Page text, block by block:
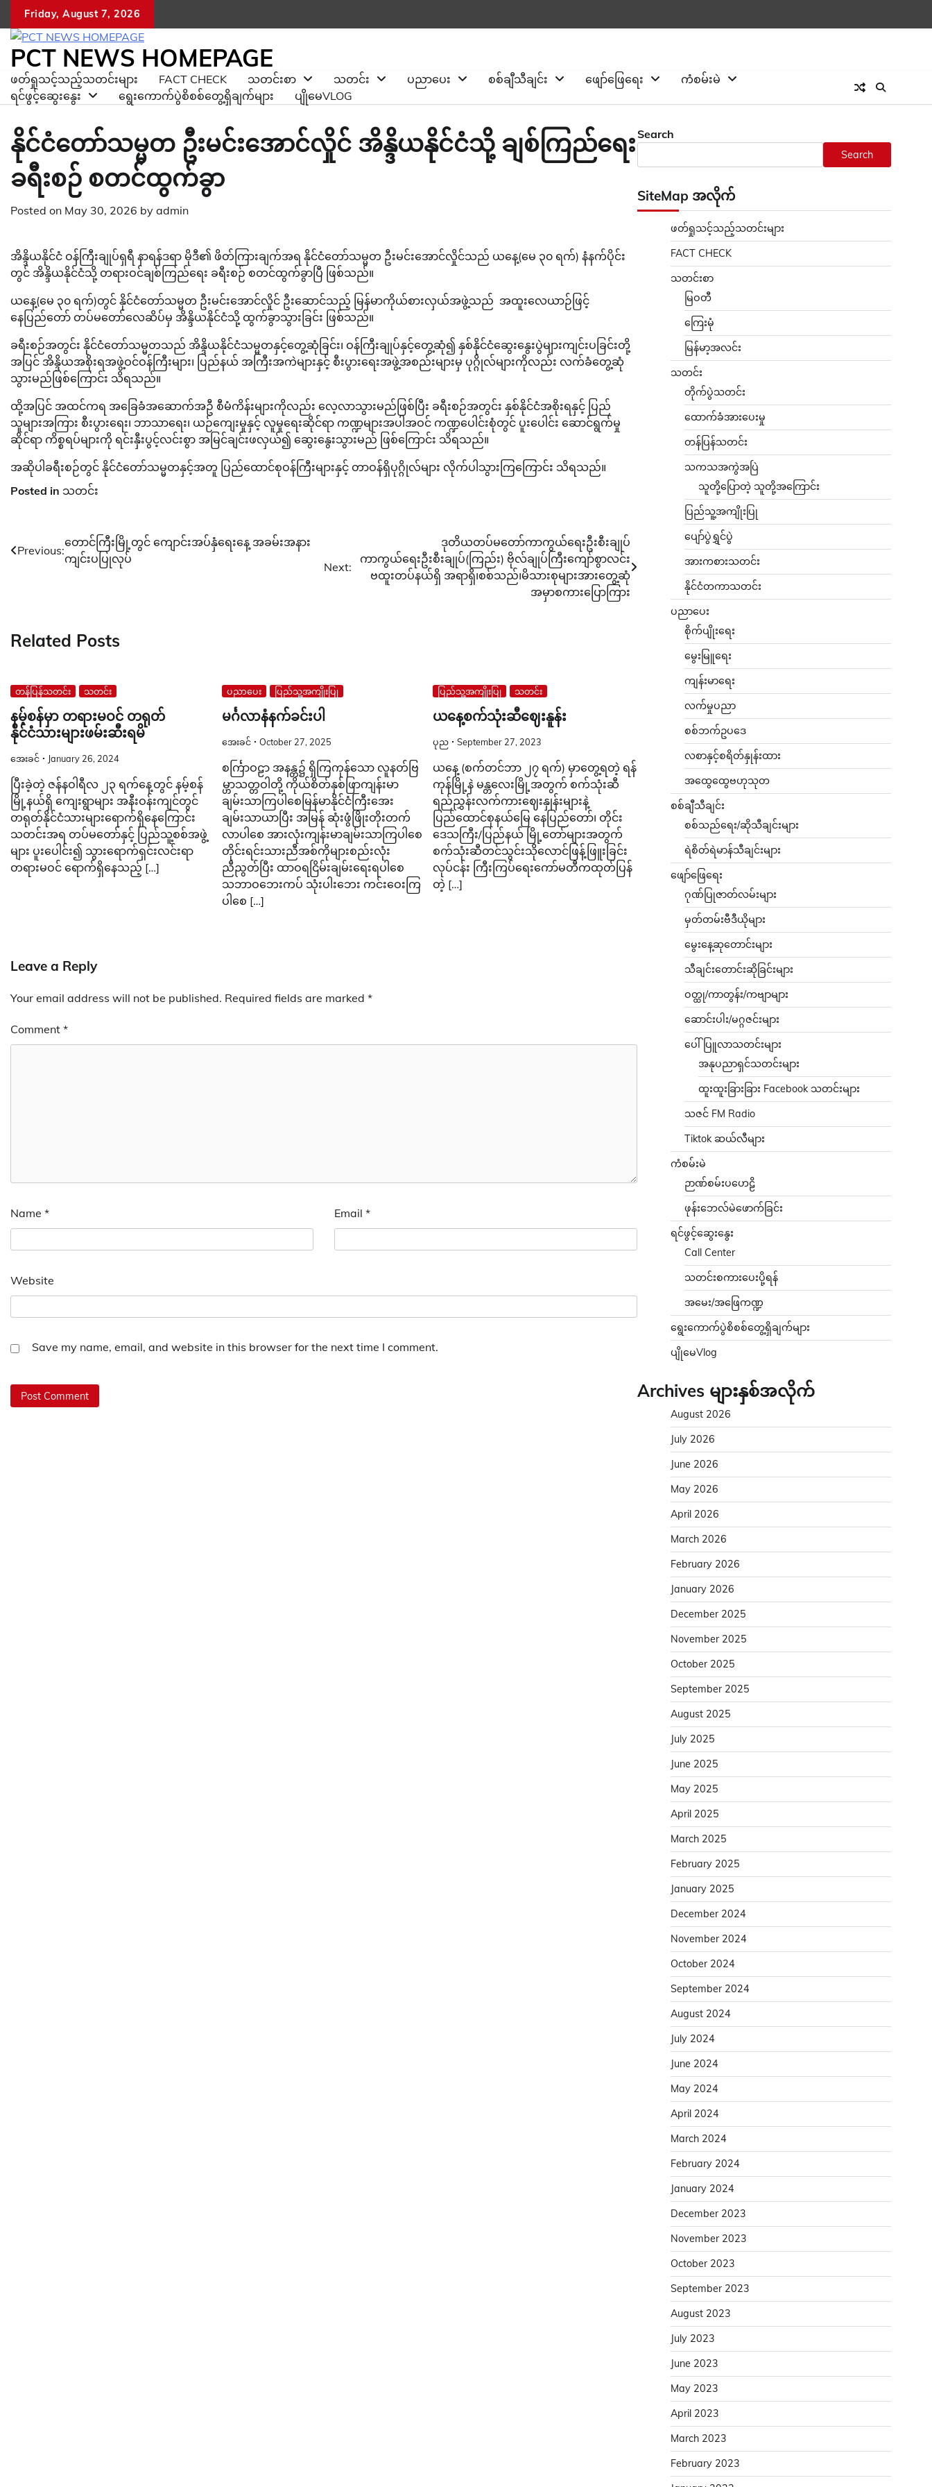
content
Friday, August 7, 2026
PCT NEWS HOMEPAGE
ဖတ်ရှုသင့်သည့်သတင်းများ FACT CHECK သတင်းစာ သတင်း ပညာပေး စစ်ချီသီချင်း ဖျော်ဖြေရေး
ကံစမ်းမဲ
ရင်ဖွင့်ဆွေးနွေး
ရွေးကောက်ပွဲစိစစ်တွေ့ရှိချက်များ ပျိုမေVLOG
နိုင်ငံတော်သမ္မတ ဦးမင်းအောင်လှိုင် အိန္ဒိယနိုင်ငံသို့ ချစ်ကြည်ရေး
ခရီးစဉ် စတင်ထွက်ခွာ
Posted on May 30, 2026 by admin
အိန္ဒိယနိုင်ငံ ဝန်ကြီးချုပ်ရှရီ နာရန်ဒရာ မိုဒီ၏ ဖိတ်ကြားချက်အရ နိုင်ငံတော်သမ္မတ ဦးမင်းအောင်လှိုင်သည် ယနေ့(မေ ၃၀ ရက်) နံနက်ပိုင်း
တွင် အိန္ဒိယနိုင်ငံသို့ တရားဝင်ချစ်ကြည်ရေး ခရီးစဉ် စတင်ထွက်ခွာပြီ ဖြစ်သည်။
ယနေ့(မေ ၃၀ ရက်)တွင် နိုင်ငံတော်သမ္မတ ဦးမင်းအောင်လှိုင် ဦးဆောင်သည့် မြန်မာကိုယ်စားလှယ်အဖွဲ့သည် အထူးလေယာဉ်ဖြင့်
နေပြည်တော် တပ်မတော်လေဆိပ်မှ အိန္ဒိယနိုင်ငံသို့ ထွက်ခွာသွားခြင်း ဖြစ်သည်။
ခရီးစဉ်အတွင်း နိုင်ငံတော်သမ္မတသည် အိန္ဒိယနိုင်ငံသမ္မတနှင့်တွေ့ဆုံခြင်း၊ ဝန်ကြီးချုပ်နှင့်တွေ့ဆုံ၍ နှစ်နိုင်ငံဆွေးနွေးပွဲများကျင်းပခြင်းတို့
အပြင် အိန္ဒိယအစိုးရအဖွဲ့ဝင်ဝန်ကြီးများ၊ ပြည်နယ် အကြီးအကဲများနှင့် စီးပွားရေးအဖွဲ့အစည်းများမှ ပုဂ္ဂိုလ်များကိုလည်း လက်ခံတွေ့ဆုံ
သွားမည်ဖြစ်ကြောင်း သိရသည်။
ထို့အပြင် အထင်ကရ အခြေခံအဆောက်အဦ စီမံကိန်းများကိုလည်း လေ့လာသွားမည်ဖြစ်ပြီး ခရီးစဉ်အတွင်း နှစ်နိုင်ငံအစိုးရနှင့် ပြည်
သူများအကြား စီးပွားရေး၊ ဘာသာရေး၊ ယဉ်ကျေးမှုနှင့် လူမှုရေးဆိုင်ရာ ကဏ္ဍများအပါအဝင် ကဏ္ဍပေါင်းစုံတွင် ပူးပေါင်း ဆောင်ရွက်မှု
ဆိုင်ရာ ကိစ္စရပ်များကို ရင်းနှီးပွင့်လင်းစွာ အမြင်ချင်းဖလှယ်၍ ဆွေးနွေးသွားမည် ဖြစ်ကြောင်း သိရသည်။
အဆိုပါခရီးစဉ်တွင် နိုင်ငံတော်သမ္မတနှင့်အတူ ပြည်ထောင်စုဝန်ကြီးများနှင့် တာဝန်ရှိပုဂ္ဂိုလ်များ လိုက်ပါသွားကြကြောင်း သိရသည်။
Posted in သတင်း
Post
navigation
Previous:
တောင်ကြီးမြို့တွင် ကျောင်းအပ်နှံရေးနေ့ အခမ်းအနား
ကျင်းပပြုလုပ်
Next:
ဒုတိယတပ်မတော်ကာကွယ်ရေးဦးစီးချုပ်
ကာကွယ်ရေးဦးစီးချုပ်(ကြည်း) ဗိုလ်ချုပ်ကြီးကျော်စွာလင်း
ဗထူးတပ်နယ်ရှိ အရာရှိ၊စစ်သည်၊မိသားစုများအားတွေ့ဆုံ
အမှာစကားပြောကြား
Related Posts
တန်ပြန်သတင်း သတင်း
နမ့်စန်မှာ တရားမဝင် တရုတ်
နိုင်ငံသားများဖမ်းဆီးရမိ
အေးခင် January 26, 2024
ပြီးခဲ့တဲ့ ဇန်နဝါရီလ ၂၃ ရက်နေ့တွင် နမ့်စန်
မြို့နယ်ရှိ ကျေးရွာများ အနီးဝန်းကျင်တွင်
တရုတ်နိုင်ငံသားများရောက်ရှိနေကြောင်း
သတင်းအရ တပ်မတော်နှင့် ပြည်သူ့စစ်အဖွဲ့
များ ပူးပေါင်း၍ သွားရောက်ရှင်းလင်းရာ
တရားမဝင် ရောက်ရှိနေသည့် […]
ပညာပေး ပြည်သူ့အကျိုးပြု
မင်္ဂလာနံနက်ခင်းပါ
အေးခင် October 27, 2025
စင်္ကြာဝဠာ အနန္တ၌ ရှိကြကုန်သော လူနတ်ဗြ
မ္ဟာသတ္တဝါတို့ ကိုယ်စိတ်နှစ်ဖြာကျန်းမာ
ချမ်းသာကြပါစေမြန်မာနိုင်ငံကြီးအေး
ချမ်းသာယာပြီး အမြန် ဆုံးဖွံဖြိုးတိုးတက်
လာပါစေ အားလုံးကျန်းမာချမ်းသာကြပါစေ
တိုင်းရင်းသားညီအစ်ကိုများစည်းလုံး
ညီညွတ်ပြီး ထာဝရငြိမ်းချမ်းရေးရပါစေ
သဘာဝဘေးကပ် သုံးပါးဘေး ကင်းဝေးကြ
ပါစေ […]
ပြည်သူ့အကျိုးပြု သတင်း
ယနေ့စက်သုံးဆီဈေးနူန်း
ပုည September 27, 2023
ယနေ့ (စက်တင်ဘာ ၂၇ ရက်) မှာတွေ့ရတဲ့ ရန်
ကုန်မြို့နဲ မန္တလေးမြို့အတွက် စက်သုံးဆီ
ရည်ညွှန်းလက်ကားဈေးနှုန်းများနဲ့
ပြည်ထောင်စုနယ်မြေ နေပြည်တော်၊ တိုင်း
ဒေသကြီး/ပြည်နယ် မြို့တော်များအတွက်
စက်သုံးဆီတင်သွင်းသိုလောင်ဖြန့်ဖြူးခြင်း
လုပ်ငန်း ကြီးကြပ်ရေးကော်မတီကထုတ်ပြန်
တဲ့ […]
Leave a Reply
Your email address will not be published. Required fields are marked *
Comment *
Name * Email *
Website
Save my name, email, and website in this browser for the next time I comment.
Search
Search
SiteMap အလိုက်
ဖတ်ရှုသင့်သည့်သတင်းများ
FACT CHECK
သတင်းစာ
မြဝတီ
ကြေးမုံ
မြန်မာ့အလင်း
သတင်း
တိုက်ပွဲသတင်း
ထောက်ခံအားပေးမှု
တန်ပြန်သတင်း
သကသအကွဲအပြဲ
သူတို့ပြောတဲ့ သူတို့အကြောင်း
ပြည်သူ့အကျိုးပြု
ပျော်ပွဲရွှင်ပွဲ
အားကစားသတင်း
နိုင်ငံတကာသတင်း
ပညာပေး
စိုက်ပျိုးရေး
မွေးမြူရေး
ကျန်းမာရေး
လက်မှုပညာ
စစ်ဘက်ဥပဒေ
လစာနှင့်စရိတ်နှုန်းထား
အထွေထွေဗဟုသုတ
စစ်ချီသီချင်း
စစ်သည်ရေး/ဆိုသီချင်းများ
ရဲစိတ်ရဲမာန်သီချင်းများ
ဖျော်ဖြေရေး
ဂုဏ်ပြုဇာတ်လမ်းများ
မှတ်တမ်းဗီဒီယိုများ
မွေးနေ့ဆုတောင်းများ
သီချင်းတောင်းဆိုခြင်းများ
ဝတ္ထု/ကာတွန်း/ကဗျာများ
ဆောင်းပါး/မဂ္ဂဇင်းများ
ပေါ်ပြူလာသတင်းများ
အနုပညာရှင်သတင်းများ
ထူးထူးခြားခြား Facebook သတင်းများ
သဇင် FM Radio
Tiktok ဆယ်လီများ
ကံစမ်းမဲ
ဉာဏ်စမ်းပဟေဠိ
ဖုန်းဘေလ်မဲဖောက်ခြင်း
ရင်ဖွင့်ဆွေးနွေး
Call Center
သတင်းစကားပေးပို့ရန်
အမေး/အဖြေကဏ္ဍ
ရွေးကောက်ပွဲစိစစ်တွေ့ရှိချက်များ
ပျိုမေVlog
Archives များနှစ်အလိုက်
August 2026
July 2026
June 2026
May 2026
April 2026
March 2026
February 2026
January 2026
December 2025
November 2025
October 2025
September 2025
August 2025
July 2025
June 2025
May 2025
April 2025
March 2025
February 2025
January 2025
December 2024
November 2024
October 2024
September 2024
August 2024
July 2024
June 2024
May 2024
April 2024
March 2024
February 2024
January 2024
December 2023
November 2023
October 2023
September 2023
August 2023
July 2023
June 2023
May 2023
April 2023
March 2023
February 2023